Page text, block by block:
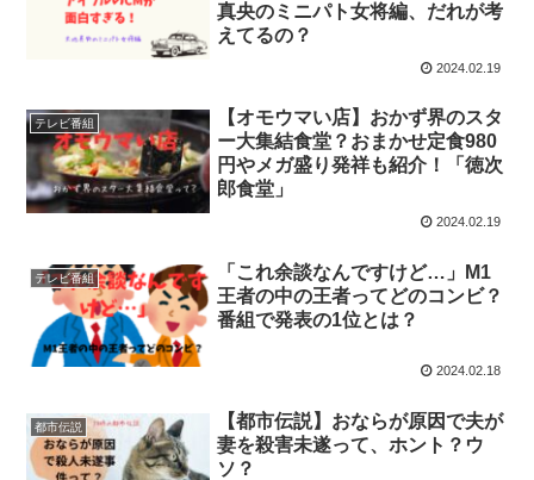
真央のミニパト女将編、だれが考
えてるの？
2024.02.19
テレビ番組
【オモウマい店】おかず界のスタ
ー大集結食堂？おまかせ定食980
円やメガ盛り発祥も紹介！「徳次
郎食堂」
2024.02.19
テレビ番組
「これ余談なんですけど…」M1
王者の中の王者ってどのコンビ？
番組で発表の1位とは？
2024.02.18
都市伝説
【都市伝説】おならが原因で夫が
妻を殺害未遂って、ホント？ウ
ソ？